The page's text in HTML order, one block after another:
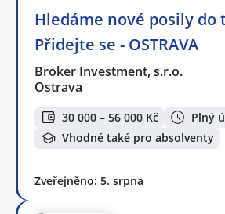
Hledáme nové posily do
Přidejte se - OSTRAVA
Broker Investment, s.r.o.
Ostrava
30 000 – 56 000 Kč
Plný
Vhodné také pro absolventy
Zveřejněno: 5. srpna